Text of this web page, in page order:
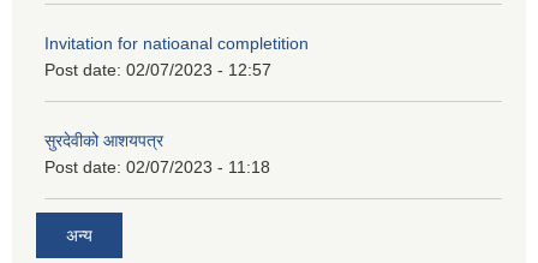
Invitation for natioanal completition
Post date: 02/07/2023 - 12:57
सुरदेवीको आशयपत्र
Post date: 02/07/2023 - 11:18
अन्य